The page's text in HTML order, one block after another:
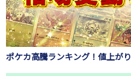
ポケカ高騰ランキング！値上が